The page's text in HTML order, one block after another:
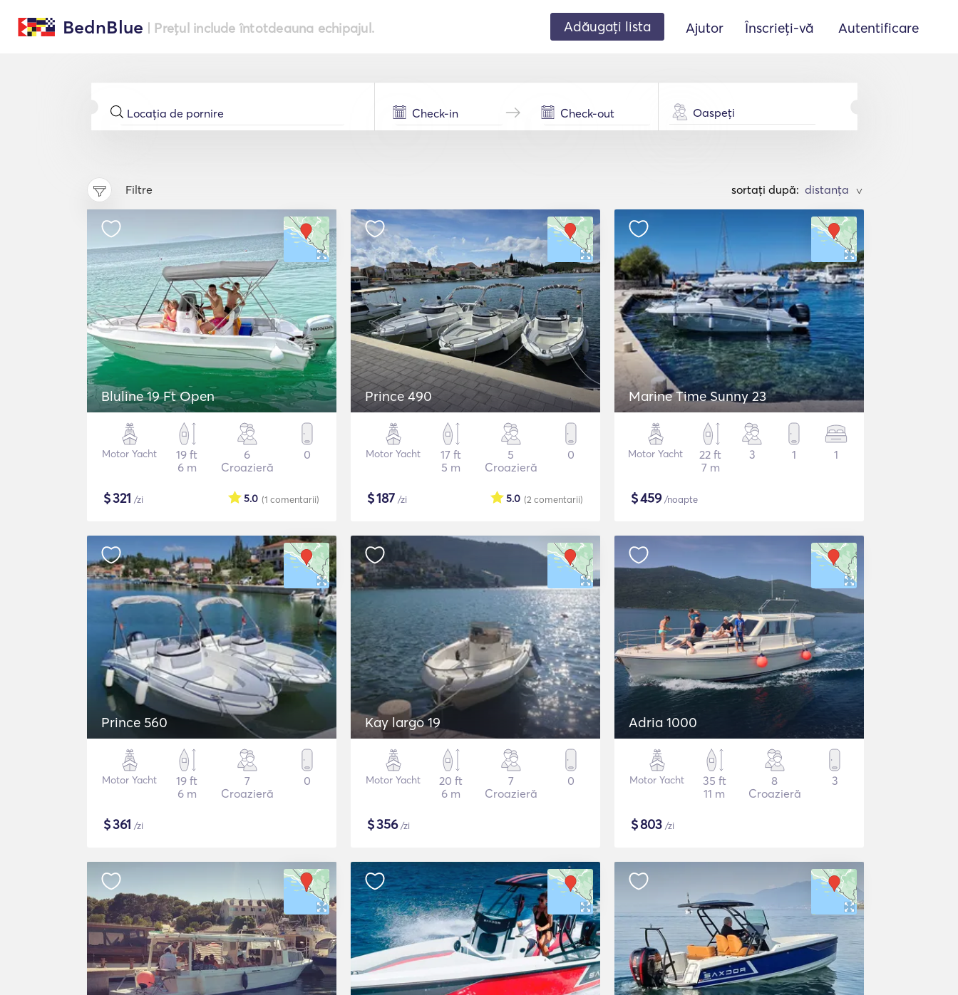
BednBlue | Prețul include întotdeauna echipajul. Adăugați lista Ajutor Înscrieți-vă Autentificare
Oaspeți
Filtre sortați după: >
Bluline 19 Ft Open
Motor Yacht
19 ft
6 m
6
Croazieră
0
$321 /zi (1 comentarii)
5.0
Prince 490
Motor Yacht
17 ft
5 m
5
Croazieră
0
$187 /zi (2 comentarii)
5.0
Marine Time Sunny 23
Motor Yacht
22 ft
7 m
3 1 1
$459/noapte
Prince 560
Motor Yacht
19 ft
6 m
7
Croazieră
0
$361 /zi
Kay largo 19
Motor Yacht
20 ft
6 m
7
Croazieră
0
$356/zi
Adria 1000
Motor Yacht
35 ft
11 m
8
Croazieră
3
$803 /zi